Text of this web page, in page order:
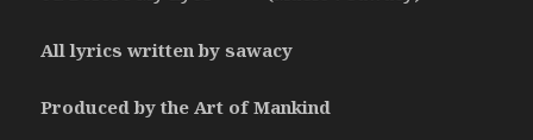
All lyrics written by sawacy
Produced by the Art of Mankind